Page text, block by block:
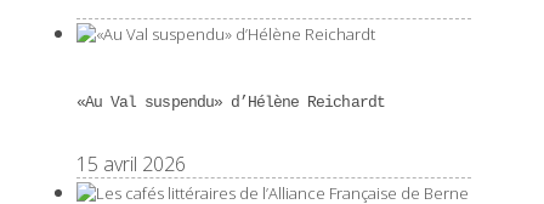
«Au Val suspendu» d’Hélène Reichardt
15 avril 2026